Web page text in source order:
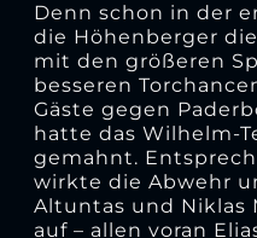
Denn schon in der
die Höhenberger
mit den größeren
besseren
Gäste gegen
hatte das Wilhelm-
gemahnt.
wirkte die Abwehr
Altuntas und Niklas
auf – allen voran